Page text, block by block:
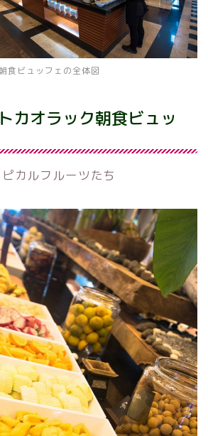
朝食ビュッフェの全体図
カオラック朝食ビュッ
カルフルーツたち